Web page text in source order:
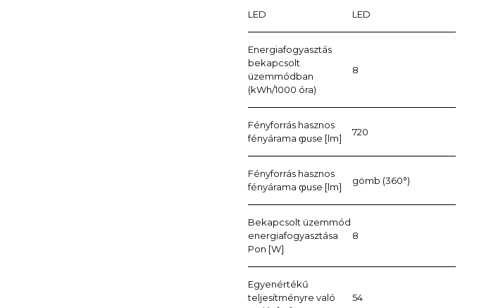
LED LED
Energiafogyasztás
bekapcsolt
üzemmódban
(kWh/1000 óra)
8
Fényforrás hasznos
fényárama ჶuse [lm]
720
Fényforrás hasznos
fényárama ჶuse [lm]
gömb (360°)
Bekapcsolt üzemmód
energiafogyasztása
Pon [W]
8
Egyenértékű
teljesítményre való
54